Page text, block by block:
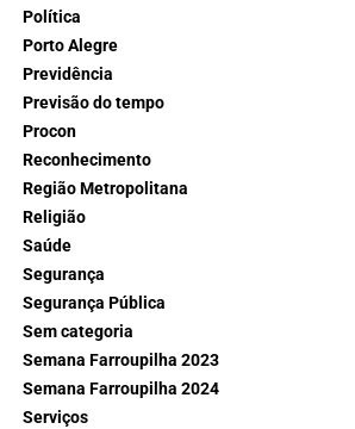
Política
Porto Alegre
Previdência
Previsão do tempo
Procon
Reconhecimento
Região Metropolitana
Religião
Saúde
Segurança
Segurança Pública
Sem categoria
Semana Farroupilha 2023
Semana Farroupilha 2024
Serviços